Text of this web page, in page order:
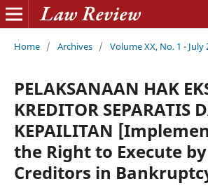
Home / Archives / Volume XX, No. 1 - July
PELAKSANAAN HAK
KREDITOR SEPARATIS
KEPAILITAN
the Right to Execute
Creditors in